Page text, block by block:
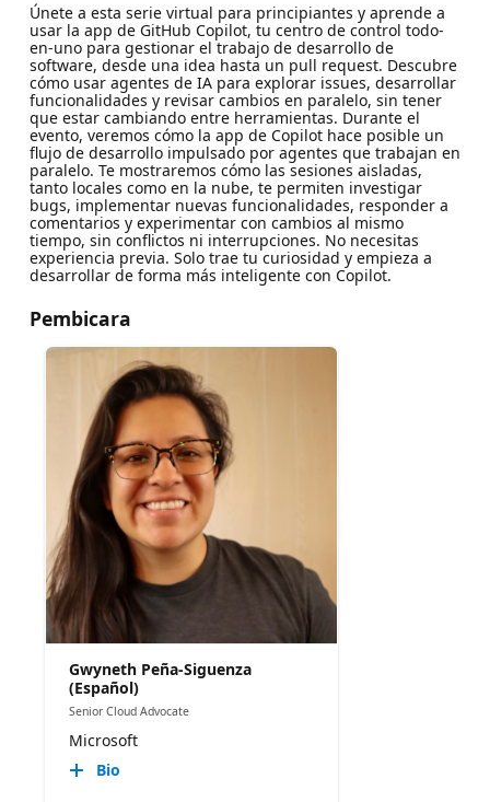
Únete a esta serie virtual para principiantes y aprende a
usar la app de GitHub Copilot, tu centro de control todo-
en-uno para gestionar el trabajo de desarrollo de
software, desde una idea hasta un pull request. Descubre
cómo usar agentes de IA para explorar issues, desarrollar
funcionalidades y revisar cambios en paralelo, sin tener
que estar cambiando entre herramientas. Durante el
evento, veremos cómo la app de Copilot hace posible un
flujo de desarrollo impulsado por agentes que trabajan en
paralelo. Te mostraremos cómo las sesiones aisladas,
tanto locales como en la nube, te permiten investigar
bugs, implementar nuevas funcionalidades, responder a
comentarios y experimentar con cambios al mismo
tiempo, sin conflictos ni interrupciones. No necesitas
experiencia previa. Solo trae tu curiosidad y empieza a
desarrollar de forma más inteligente con Copilot.
Pembicara
Gwyneth Peña-Siguenza
(Español)
Senior Cloud Advocate
Microsoft
Bio